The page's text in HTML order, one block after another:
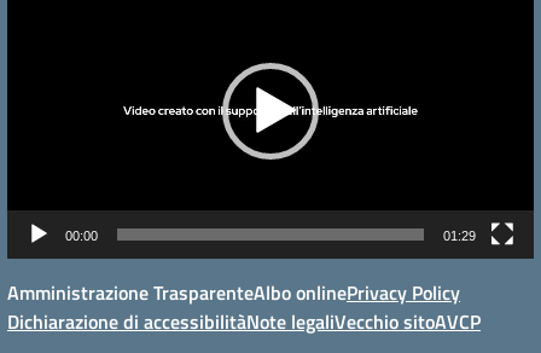
00:00 01:29
Amministrazione TrasparenteAlbo onlinePrivacy Policy
Dichiarazione di accessibilitàNote legaliVecchio sitoAVCP